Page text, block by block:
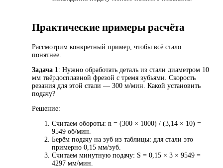
Практические примеры расчёта
Рассмотрим конкретный пример, чтобы всё стало
понятнее.
Задача 1: Нужно обработать деталь из стали диаметром 10
мм твёрдосплавной фрезой с тремя зубьями. Скорость
резания для этой стали — 300 м/мин. Какой установить
подачу?
Решение:
Считаем обороты: n = (300 × 1000) / (3,14 × 10) =
9549 об/мин.
Берём подачу на зуб из таблицы: для стали это
примерно 0,15 мм/зуб.
Считаем минутную подачу: S = 0,15 × 3 × 9549 =
4297 мм/мин.